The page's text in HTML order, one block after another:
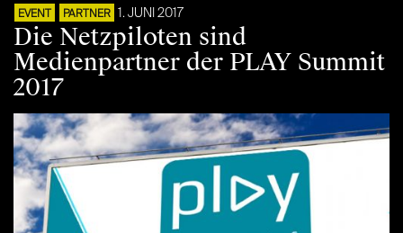
EVENT PARTNER 1. JUNI 2017
Die Netzpiloten sind
Medienpartner der PLAY Summit
2017